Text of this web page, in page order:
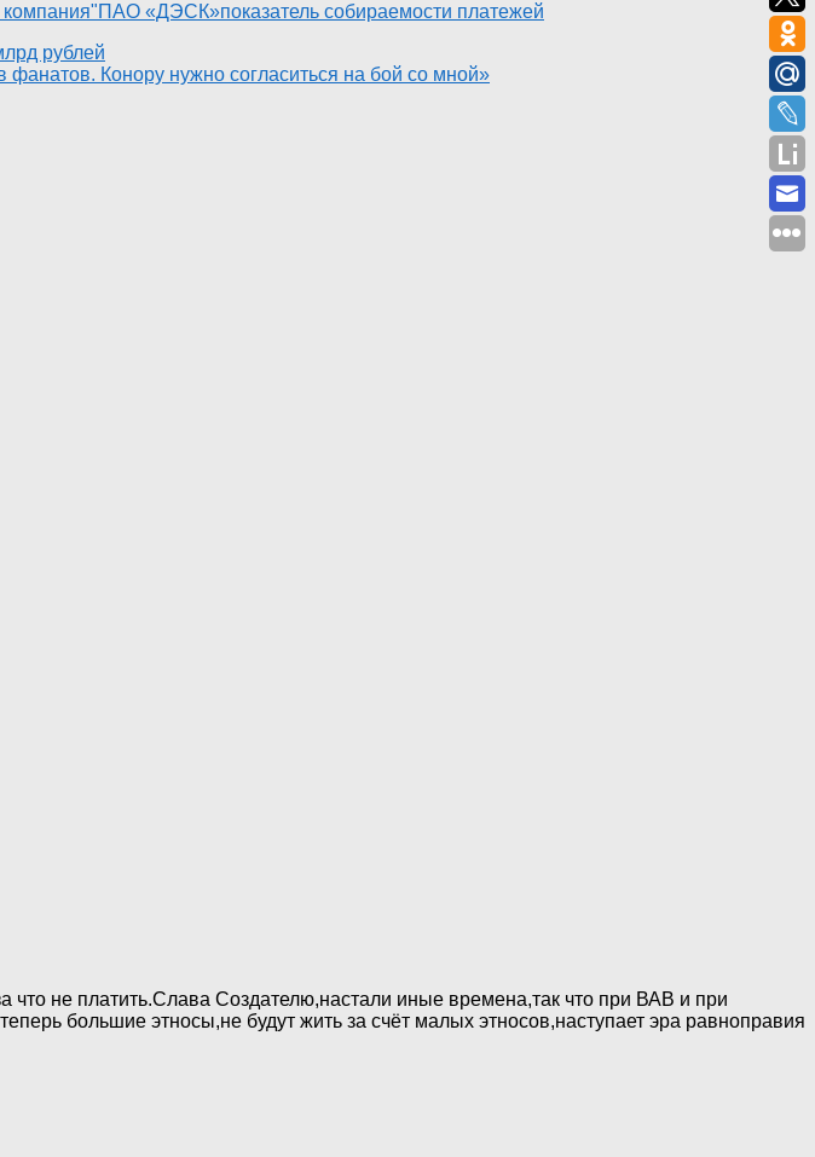
ПАО «ДЭСК»показатель собираемости платежей
рублей
Конору нужно согласиться на бой со мной»
что не платить.Слава Создателю,настали иные времена,так что при ВАВ и при
большие этносы,не будут жить за счёт малых этносов,наступает эра равноправия